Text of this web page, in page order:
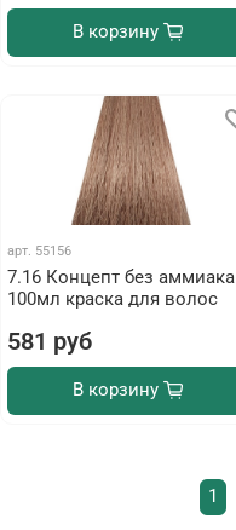
В корзину
арт. 55156
7.16 Концепт без аммиака
100мл краска для волос
581 руб
В корзину
1